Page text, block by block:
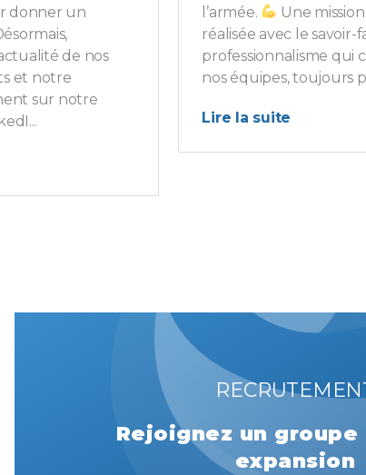
donner un
de nos
et notre
sur notre
l’armée.
Une
réalisée avec le savoir-
professionnalisme qui
nos équipes, toujours
Lire la suite
Rejoignez un
expansion